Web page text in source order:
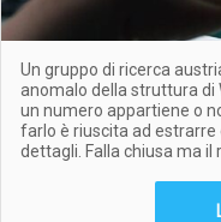
Un gruppo di ricerca
anomalo della struttura di
un numero appartiene o
farlo è riuscita ad estrarre
dettagli. Falla chiusa ma il